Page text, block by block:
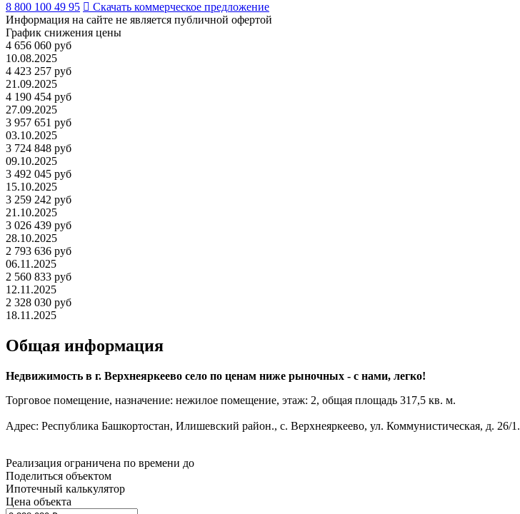
8 800 100 49 95
Скачать коммерческое предложение
Информация на сайте не является публичной офертой
График снижения цены
4 656 060 руб
10.08.2025
4 423 257 руб
21.09.2025
4 190 454 руб
27.09.2025
3 957 651 руб
03.10.2025
3 724 848 руб
09.10.2025
3 492 045 руб
15.10.2025
3 259 242 руб
21.10.2025
3 026 439 руб
28.10.2025
2 793 636 руб
06.11.2025
2 560 833 руб
12.11.2025
2 328 030 руб
18.11.2025
Общая информация
Недвижимость в г. Верхнеяркеево село по ценам ниже рыночных - с нами, легко!
Торговое помещение, назначение: нежилое помещение, этаж: 2, общая площадь 317,5 кв. м.
Адрес: Республика Башкортостан, Илишевский район., с. Верхнеяркеево, ул. Коммунистическая, д. 26/1.
Реализация ограничена по времени до
Поделиться объектом
Ипотечный калькулятор
Цена объекта